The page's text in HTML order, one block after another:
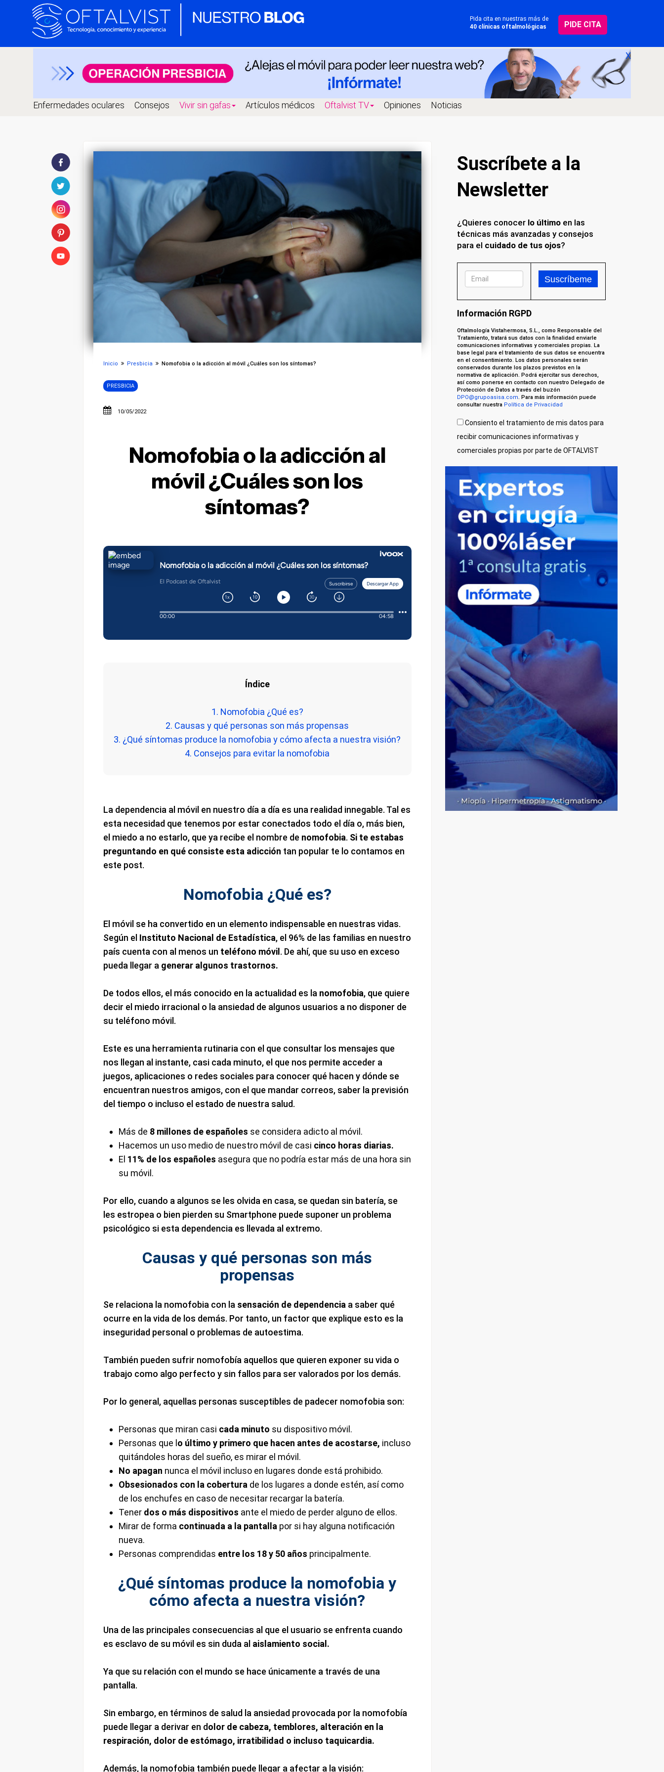
Pida cita en nuestras más de
40 clínicas oftalmológicas
PIDE CITA
X
Enfermedades oculares Consejos Vivir sin gafas Artículos médicos Oftalvist TV Opiniones Noticias
Inicio Presbicia Nomofobia o la adicción al móvil ¿Cuáles son los síntomas?
PRESBICIA
10/05/2022
Nomofobia o la adicción al
móvil ¿Cuáles son los
síntomas?
Índice
1. Nomofobia ¿Qué es?
2. Causas y qué personas son más propensas
3. ¿Qué síntomas produce la nomofobia y cómo afecta a nuestra visión?
4. Consejos para evitar la nomofobia
La dependencia al móvil en nuestro día a día es una realidad innegable. Tal es
esta necesidad que tenemos por estar conectados todo el día o, más bien,
el miedo a no estarlo, que ya recibe el nombre de nomofobia. Si te estabas
preguntando en qué consiste esta adicción tan popular te lo contamos en
este post.
Nomofobia ¿Qué es?
El móvil se ha convertido en un elemento indispensable en nuestras vidas.
Según el Instituto Nacional de Estadística, el 96% de las familias en nuestro
país cuenta con al menos un teléfono móvil . De ahí, que su uso en exceso
pueda llegar a generar algunos trastornos.
De todos ellos, el más conocido en la actualidad es la nomofobia, que quiere
decir el miedo irracional o la ansiedad de algunos usuarios a no disponer de
su teléfono móvil.
Este es una herramienta rutinaria con el que consultar los mensajes que
nos llegan al instante, casi cada minuto, el que nos permite acceder a
juegos, aplicaciones o redes sociales para conocer qué hacen y dónde se
encuentran nuestros amigos, con el que mandar correos, saber la previsión
del tiempo o incluso el estado de nuestra salud.
Más de 8 millones de españoles se considera adicto al móvil.
Hacemos un uso medio de nuestro móvil de casi cinco horas diarias.
El 11% de los españoles asegura que no podría estar más de una hora sin
su móvil.
Por ello, cuando a algunos se les olvida en casa, se quedan sin batería, se
les estropea o bien pierden su Smartphone puede suponer un problema
psicológico si esta dependencia es llevada al extremo.
Causas y qué personas son más
propensas
Se relaciona la nomofobia con la sensación de dependencia a saber qué
ocurre en la vida de los demás. Por tanto, un factor que explique esto es la
inseguridad personal o problemas de autoestima.
También pueden sufrir nomofobía aquellos que quieren exponer su vida o
trabajo como algo perfecto y sin fallos para ser valorados por los demás.
Por lo general, aquellas personas susceptibles de padecer nomofobia son:
Personas que miran casi cada minuto su dispositivo móvil.
Personas que l o último y primero que hacen antes de acostarse, incluso
quitándoles horas del sueño, es mirar el móvil.
No apagan nunca el móvil incluso en lugares donde está prohibido.
Obsesionados con la cobertura de los lugares a donde estén, así como
de los enchufes en caso de necesitar recargar la batería.
Tener dos o más dispositivos ante el miedo de perder alguno de ellos.
Mirar de forma continuada a la pantalla por si hay alguna notificación
nueva.
Personas comprendidas entre los 18 y 50 años principalmente.
¿Qué síntomas produce la nomofobia y
cómo afecta a nuestra visión?
Una de las principales consecuencias al que el usuario se enfrenta cuando
es esclavo de su móvil es sin duda al aislamiento social.
Ya que su relación con el mundo se hace únicamente a través de una
pantalla.
Sin embargo, en términos de salud la ansiedad provocada por la nomofobía
puede llegar a derivar en dolor de cabeza, temblores, alteración en la
respiración, dolor de estómago, irratibilidad o incluso taquicardia.
Además, la nomofobia también puede llegar a afectar a la visión:
Suscríbete a la
Newsletter
¿Quieres conocer lo últimoen las
técnicas más avanzadas y consejos
para el cuidado de tus ojos?
Información RGPD
Oftalmología Vistahermosa, S.L., como Responsable del
Tratamiento, tratará sus datos con la finalidad enviarle
comunicaciones informativas y comerciales propias. La
base legal para el tratamiento de sus datos se encuentra
en el consentimiento. Los datos personales serán
conservados durante los plazos previstos en la
normativa de aplicación. Podrá ejercitar sus derechos,
así como ponerse en contacto con nuestro Delegado de
Protección de Datos a través del buzón
DPO@grupoasisa.com. Para más información puede
consultar nuestra Política de Privacidad
Consiento el tratamiento de mis datos para
recibir comunicaciones informativas y
comerciales propias por parte de OFTALVIST